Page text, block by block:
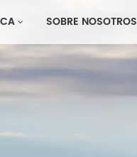
SOBRE NOSOTROS